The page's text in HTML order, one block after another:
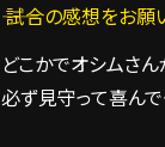
―― 試合の感想をお願
どこかでオシムさ
必ず見守って喜んで